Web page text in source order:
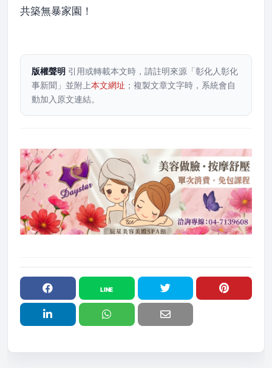
共築無暴家園！
版權聲明 引用或轉載本文時，請註明來源「彰化人彰化
事新聞」並附上本文網址 ；複製文章文字時，系統會自
動加入原文連結。